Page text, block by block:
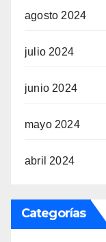
agosto 2024
julio 2024
junio 2024
mayo 2024
abril 2024
Categorías